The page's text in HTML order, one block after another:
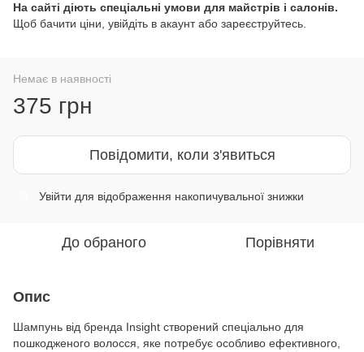
На сайті діють спеціальні умови для майстрів і салонів.
Щоб бачити ціни, увійдіть в акаунт або зареєструйтесь.
Немає в наявності
375 грн
Повідомити, коли з'явиться
Увійти для відображення накопичувальної знижки
До обраного Порівняти
Опис
Шампунь від бренда Insight створений спеціально для
пошкодженого волосся, яке потребує особливо ефективного,